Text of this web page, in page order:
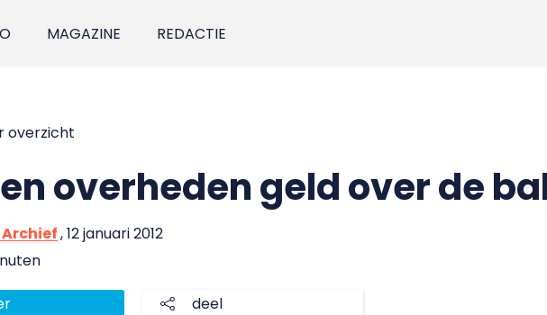
MAGAZINE REDACTIE
overzicht
overheden geld over de
, 12 januari 2012
deel